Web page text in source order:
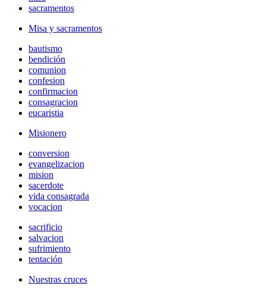
sacramentos
Misa y sacramentos
bautismo
bendición
comunion
confesion
confirmacion
consagracion
eucaristia
Misionero
conversion
evangelizacion
mision
sacerdote
vida consagrada
vocacion
sacrificio
salvacion
sufrimiento
tentación
Nuestras cruces